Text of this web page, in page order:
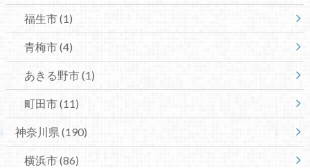
福生市(1)
青梅市(4)
あきる野市(1)
町田市(11)
神奈川県 (190)
横浜市(86)